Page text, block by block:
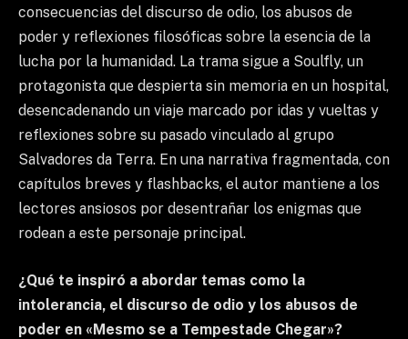
consecuencias del discurso de odio, los abusos de
poder y reflexiones filosóficas sobre la esencia de la
lucha por la humanidad. La trama sigue a Soulfly, un
protagonista que despierta sin memoria en un hospital,
desencadenando un viaje marcado por idas y vueltas y
reflexiones sobre su pasado vinculado al grupo
Salvadores da Terra. En una narrativa fragmentada, con
capítulos breves y flashbacks, el autor mantiene a los
lectores ansiosos por desentrañar los enigmas que
rodean a este personaje principal.
¿Qué te inspiró a abordar temas como la
intolerancia, el discurso de odio y los abusos de
poder en «Mesmo se a Tempestade Chegar»?